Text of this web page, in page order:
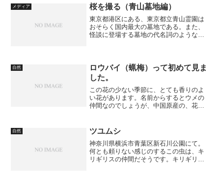
どう撮ったらいいのかわからなくなるぐ
らいだったっす。集合写真。...
メディア 桜を撮る（青山墓地編）
東京都港区にある、東京都立青山霊園は
おそらく国内最大の墓地である。また、
怪談に登場する墓地の代名詞のような存
断する道沿いの桜は圧巻で...
自然
ロウバイ（蝋梅）って初めて見ま
した。
この花の少ない季節に、とても香りのよ
い花があります。名前からするとウメの
仲間なのでしょうが、中国原産の、花が
よい香りなので、枝を折って持って帰る
人が多いようで、残念です...
自然 ツユムシ
神奈川県横浜市青葉区新石川公園にて。
何とも頼りない感じのするこの虫は、キ
リギリスの仲間だそうです。キリギリス